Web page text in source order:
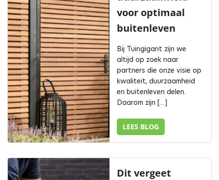
voor optimaal
buitenleven
Bij Tuingigant zijn we
altijd op zoek naar
partners die onze visie op
kwaliteit, duurzaamheid
en buitenleven delen.
Daarom zijn […]
LEES BLOG
Dit vergeet